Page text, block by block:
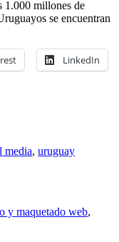
1.000 millones de
se encuentran
LinkedIn
media, uruguay
y maquetado web,